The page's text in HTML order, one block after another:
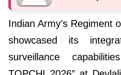
showcased its
surveillance
TOPCHI 2026” at
of the School of Artillery